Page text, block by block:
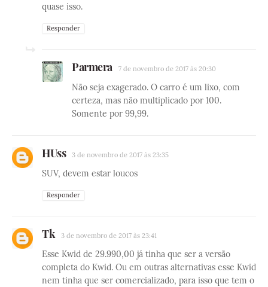
quase isso.
Responder
Parmera 7 de novembro de 2017 às 20:30
Não seja exagerado. O carro é um lixo, com
certeza, mas não multiplicado por 100.
Somente por 99,99.
HUss 3 de novembro de 2017 às 23:35
SUV, devem estar loucos
Responder
Tk 3 de novembro de 2017 às 23:41
Esse Kwid de 29.990,00 já tinha que ser a versão
completa do Kwid. Ou em outras alternativas esse Kwid
nem tinha que ser comercializado, para isso que tem o